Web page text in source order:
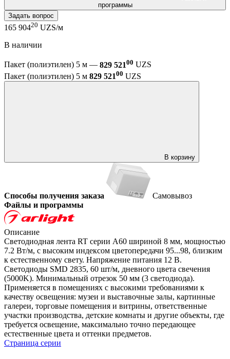
программы
Задать вопрос
165 90420 UZS/м
В наличии
Пакет (полиэтилен) 5 м — 829 52100 UZS
Пакет (полиэтилен) 5 м 829 52100 UZS
В корзину
Способы получения заказа
Самовывоз
Файлы и программы
Описание
Светодиодная лента RT серии A60 шириной 8 мм, мощностью
7.2 Вт/м, с высоким индексом цветопередачи 95...98, близким
к естественному свету. Напряжение питания 12 В.
Светодиоды SMD 2835, 60 шт/м, дневного цвета свечения
(5000K). Минимальный отрезок 50 мм (3 светодиода).
Применяется в помещениях с высокими требованиями к
качеству освещения: музеи и выставочные залы, картинные
галереи, торговые помещения и витрины, ответственные
участки производства, детские комнаты и другие объекты, где
требуется освещение, максимально точно передающее
естественные цвета и оттенки предметов.
Страница серии